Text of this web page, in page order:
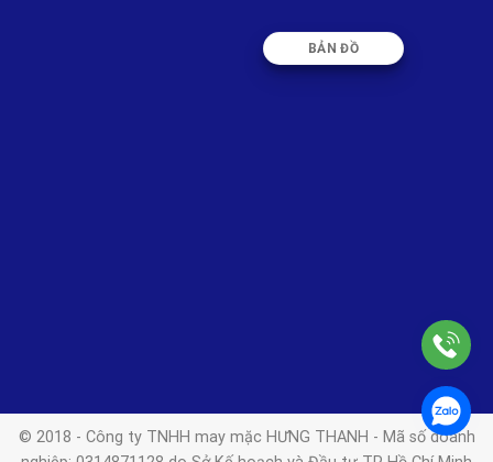
BẢN ĐỒ
© 2018 - Công ty TNHH may mặc HƯNG THANH - Mã số doanh